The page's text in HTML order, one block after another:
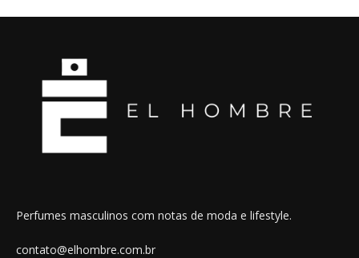
Perfumes masculinos com notas de moda e lifestyle.
contato@elhombre.com.br